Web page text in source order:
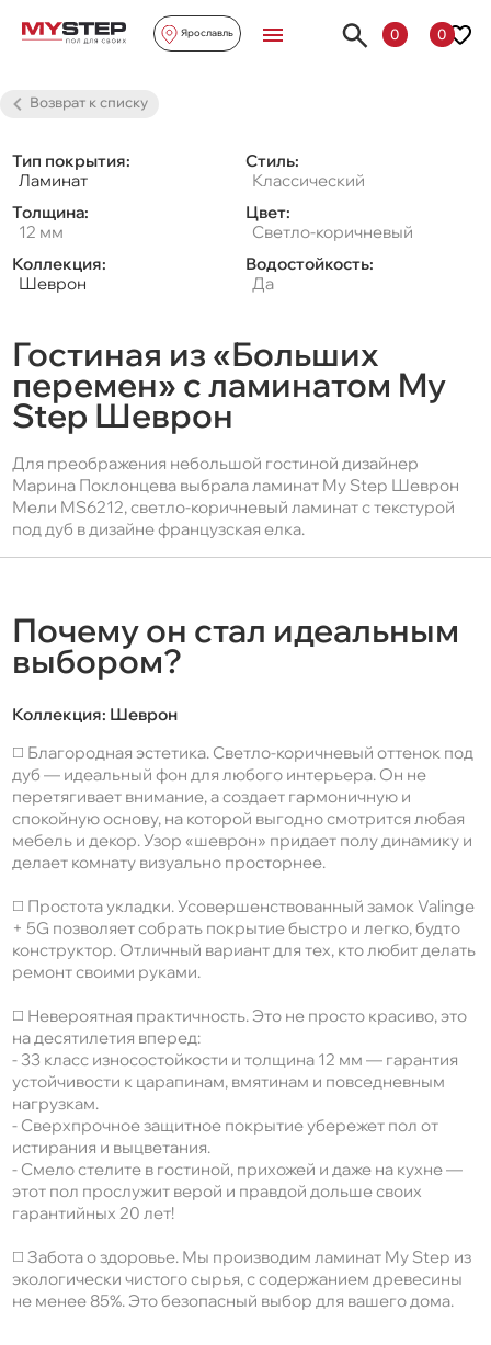
Ярославль 0 0
Возврат к списку
Тип покрытия:
Ламинат
Стиль:
Классический
Толщина:
12 мм
Цвет:
Светло-коричневый
Коллекция:
Шеврон
Водостойкость:
Да
Гостиная из «Больших
перемен» с ламинатом My
Step Шеврон
Для преображения небольшой гостиной дизайнер
Марина Поклонцева выбрала ламинат My Step Шеврон
Мели MS6212, светло-коричневый ламинат с текстурой
под дуб в дизайне французская елка.
Почему он стал идеальным
выбором?
Коллекция: Шеврон
◻️ Благородная эстетика. Светло-коричневый оттенок под
дуб — идеальный фон для любого интерьера. Он не
перетягивает внимание, а создает гармоничную и
спокойную основу, на которой выгодно смотрится любая
мебель и декор. Узор «шеврон» придает полу динамику и
делает комнату визуально просторнее.
◻️ Простота укладки. Усовершенствованный замок Valinge
+ 5G позволяет собрать покрытие быстро и легко, будто
конструктор. Отличный вариант для тех, кто любит делать
ремонт своими руками.
◻️ Невероятная практичность. Это не просто красиво, это
на десятилетия вперед:
- 33 класс износостойкости и толщина 12 мм — гарантия
устойчивости к царапинам, вмятинам и повседневным
нагрузкам.
- Сверхпрочное защитное покрытие убережет пол от
истирания и выцветания.
- Смело стелите в гостиной, прихожей и даже на кухне —
этот пол прослужит верой и правдой дольше своих
гарантийных 20 лет!
◻️ Забота о здоровье. Мы производим ламинат My Step из
экологически чистого сырья, с содержанием древесины
не менее 85%. Это безопасный выбор для вашего дома.